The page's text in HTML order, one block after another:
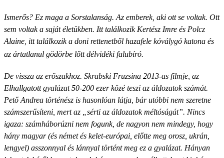
Ismerős? Ez maga a Sorstalanság. Az emberek, aki ott se voltak. Ott
sem voltak a saját életükben. Itt találkozik Kertész Imre és Polcz
Alaine, itt találkozik a doni rettenetből hazafele kóválygó katona és
az ártatlanul gödörbe lőtt délvidéki falubíró.
De vissza az erőszakhoz. Skrabski Fruzsina 2013-as filmje, az
Elhallgatott gyalázat 50-200 ezer közé teszi az áldozatok számát.
Pető Andrea történész is hasonlóan látja, bár utóbbi nem szeretne
számszerűsíteni, mert az „sérti az áldozatok méltóságát”. Nincs
igaza: számháborúzni nem fogunk, de nagyon nem mindegy, hogy
hány magyar (és német és kelet-európai, előtte meg orosz, ukrán,
lengyel) asszonnyal és lánnyal történt meg ez a gyalázat. Hányan